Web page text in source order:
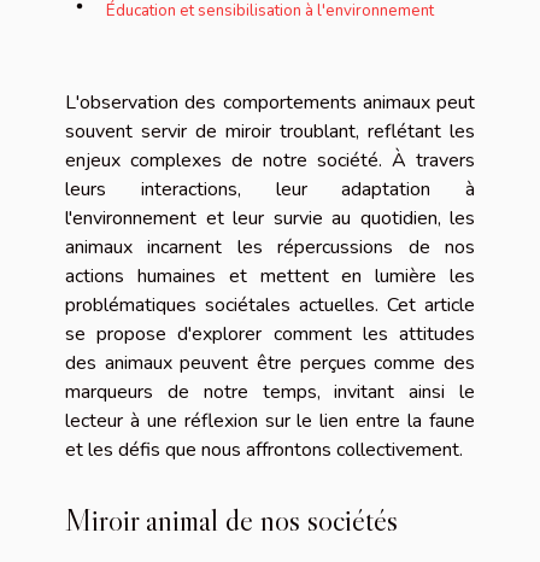
Éducation et sensibilisation à l'environnement
L'observation des comportements animaux peut
souvent servir de miroir troublant, reflétant les
enjeux complexes de notre société. À travers
leurs interactions, leur adaptation à
l'environnement et leur survie au quotidien, les
animaux incarnent les répercussions de nos
actions humaines et mettent en lumière les
problématiques sociétales actuelles. Cet article
se propose d'explorer comment les attitudes
des animaux peuvent être perçues comme des
marqueurs de notre temps, invitant ainsi le
lecteur à une réflexion sur le lien entre la faune
et les défis que nous affrontons collectivement.
Miroir animal de nos sociétés